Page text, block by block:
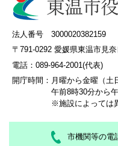
法人番号 3000020382159
〒791-0292 愛媛県東温市見
電話：089-964-2001(代表)
開庁時間： 月曜から金曜（土
午前8時30分から
※施設によっては
市機関等の電